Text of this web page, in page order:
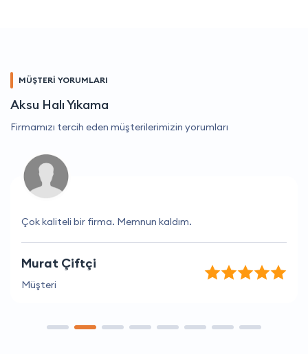
MÜŞTERİ YORUMLARI
Aksu Halı Yıkama
Firmamızı tercih eden müşterilerimizin yorumları
Çok kaliteli bir firma. Memnun kaldım.
Murat Çiftçi
Müşteri